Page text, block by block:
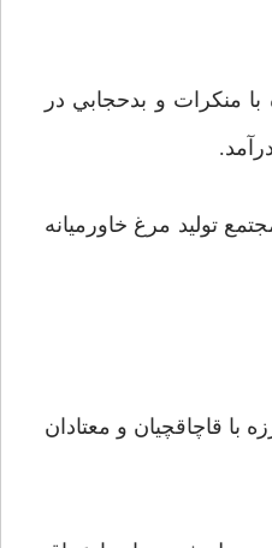
منکرات و بدحجابي در
توليد مرغ خاورميانه
با قاچاقچيان و معتادان